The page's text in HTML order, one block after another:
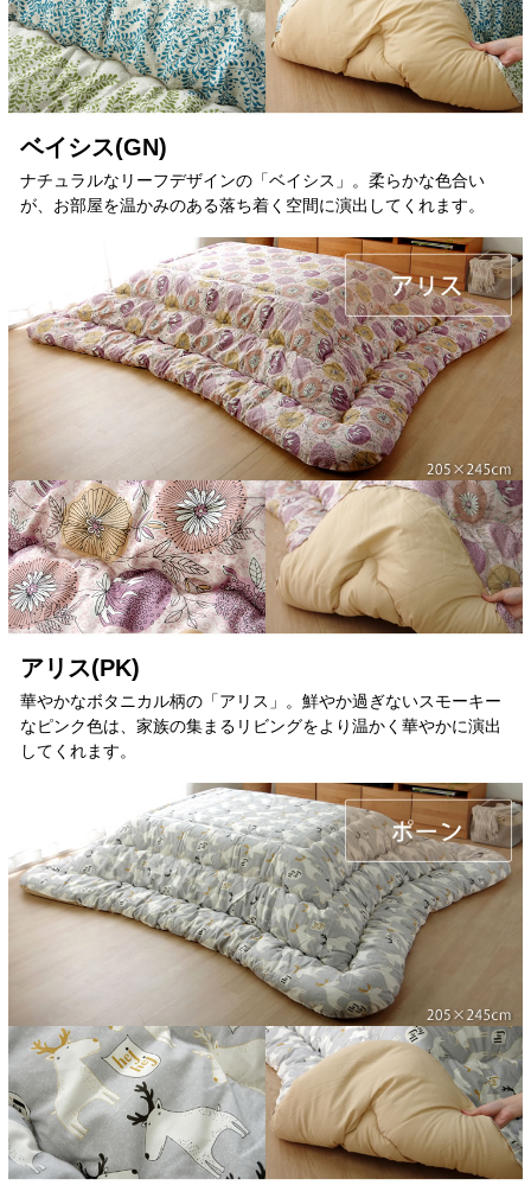
ベイシス(GN)
ナチュラルなリーフデザインの「ベイシス」。柔らかな色合い
が、お部屋を温かみのある落ち着く空間に演出してくれます。
アリス(PK)
華やかなボタニカル柄の「アリス」。鮮やか過ぎないスモーキー
なピンク色は、家族の集まるリビングをより温かく華やかに演出
してくれます。